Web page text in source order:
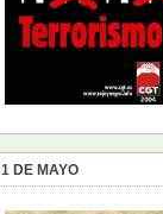
1 DE MAYO